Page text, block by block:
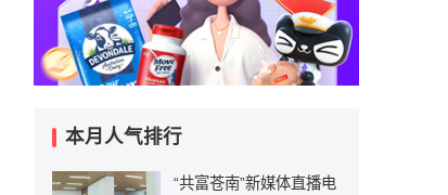
本月人气排行
“共富苍南”新媒体直播电